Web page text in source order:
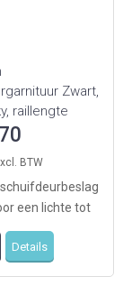
Zwart,
raillengte
2 deuren
schuifdeurbeslag
een lichte tot
Details